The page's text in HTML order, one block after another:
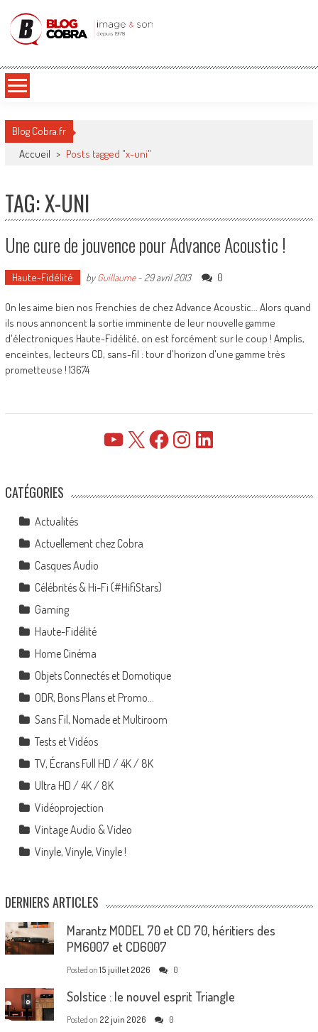
Blog Cobra
Blog Cobra.fr
Accueil > Posts tagged "x-uni"
TAG: X-UNI
Une cure de jouvence pour Advance Acoustic !
Haute-Fidélité byGuillaume- 29 avril 2013 0
On les aime bien nos Frenchies de chez Advance Acoustic... Alors quand
ils nous annoncent la sortie imminente de leur nouvelle gamme
d'électroniques Haute-Fidélité, on est forcément sur le coup ! Amplis,
enceintes, lecteurs CD, sans-fil : tour d'horizon d'une gamme très
prometteuse ! 13674
YouTube FacebookInstagramLinkedIn
CATÉGORIES
Actualités
Actuellement chez Cobra
Casques Audio
Célébrités & Hi-Fi (#HifiStars)
Gaming
Haute-Fidélité
Home Cinéma
Objets Connectés et Domotique
ODR, Bons Plans et Promo…
Sans Fil, Nomade et Multiroom
Tests et Vidéos
TV, Écrans Full HD / 4K / 8K
Ultra HD / 4K / 8K
Vidéoprojection
Vintage Audio & Video
Vinyle, Vinyle, Vinyle !
DERNIERS ARTICLES
Marantz MODEL 70 et CD 70, héritiers des
PM6007 et CD6007
Posted on 15 juillet 2026 0
Solstice : le nouvel esprit Triangle
Posted on 22 juin 2026 0